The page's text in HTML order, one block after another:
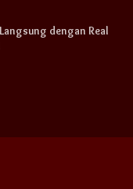
dengan Real